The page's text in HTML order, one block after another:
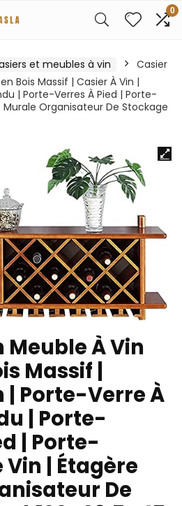
0
et meubles à vin
Casier
Bois Massif | Casier À Vin |
| Porte-Verres À Pied | Porte-
Murale Organisateur De Stockage
Meuble À Vin
Massif |
| Porte-Verre À
| Porte-
| Porte-
Vin | Étagère
De